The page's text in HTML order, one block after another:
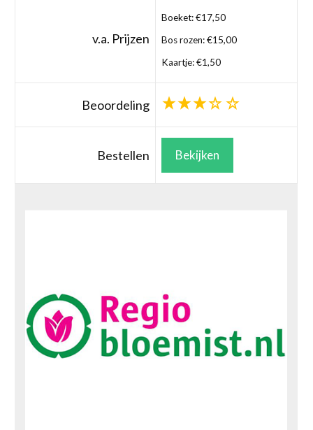
v.a. Prijzen
Boeket: €17,50
Bos rozen: €15,00
Kaartje: €1,50
Beoordeling
Bestellen Bekijken